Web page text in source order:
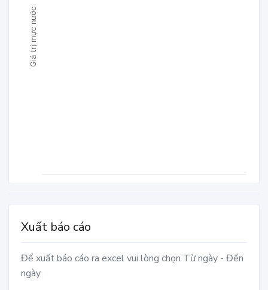
Giá trị mực nước
Xuất báo cáo
Để xuất báo cáo ra excel vui lòng chọn Từ ngày - Đến
ngày